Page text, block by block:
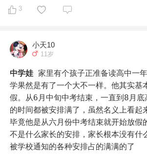
3
小天10
11岁
中学娃 家里有个孩子正准备读高中一
学果然是有了一个大不一样。他其实基
假。从6月中旬中考结束，一直到8月
的时间都被安排满了，虽然名义上看起
毕竟他是从六月份中考结束就开始放假
不是什么家长的安排，家长根本没有什
被学校通知的各种安排占的满满的了